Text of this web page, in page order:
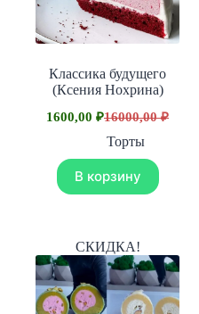
Классика будущего
(Ксения Нохрина)
16000,00₽
Первоначальная
цена
составляла
16000,00 ₽.
1600,00₽Текущая
цена:
1600,00 ₽.
Торты
В корзину
СКИДКА!